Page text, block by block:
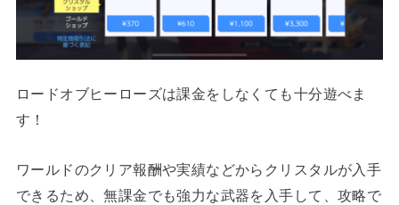
ロードオブヒーローズは課金をしなくても十分遊べま
す！
ワールドのクリア報酬や実績などからクリスタルが入手
できるため、無課金でも強力な武器を入手して、攻略で